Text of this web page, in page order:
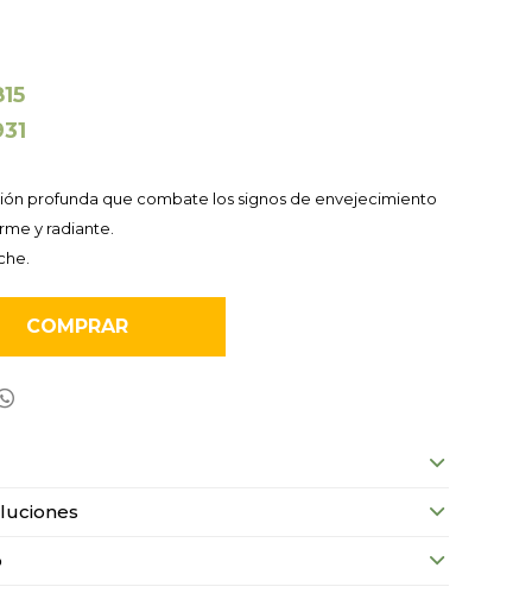
profunda que combate los signos de envejecimiento
y radiante.
COMPRAR